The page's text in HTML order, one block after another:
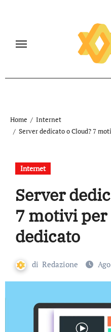
Home
Internet
Server dedicato o Cloud? 7
Internet
Server
7 motivi
dedicato
di Redazione